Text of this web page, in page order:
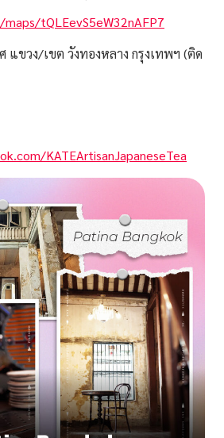
tQLEevS5eW32nAFP7
ขวง/เขต วังทองหลาง กรุงเทพฯ (ติด
KATEArtisanJapaneseTea